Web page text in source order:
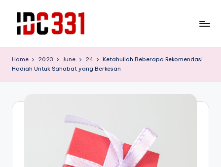
e
m
Edukasi
Home 2023 June 24
Ketahuilah Beberapa Rekomendasi
Hadiah Untuk Sahabat yang Berkesan